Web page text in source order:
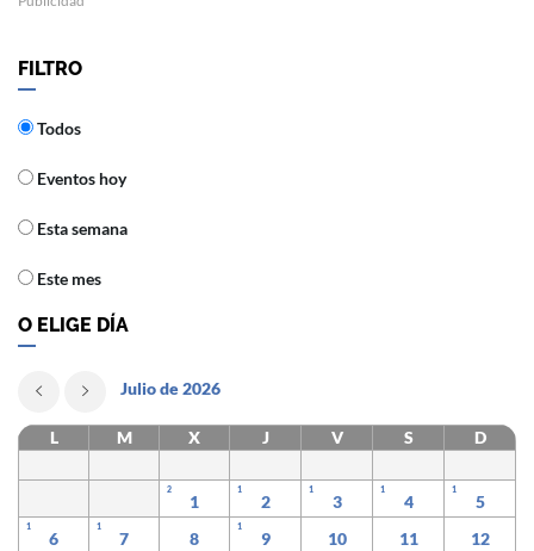
FILTRO
Todos
Eventos hoy
Esta semana
Este mes
O ELIGE DÍA
Julio de 2026
L M X J V S D
2
1
1
2
1
3
1
4
1
5
1
6
1
7 8
1
9 10 11
12